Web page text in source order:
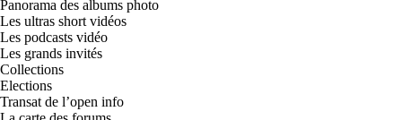
Panorama des albums photo
Les ultras short vidéos
Les podcasts vidéo
Les grands invités
Collections
Elections
Transat de l’open info